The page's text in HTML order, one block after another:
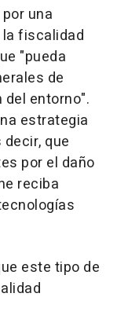
una
fiscalidad
"pueda
de
entorno".
estrategia
que
por el daño
reciba
este tipo de